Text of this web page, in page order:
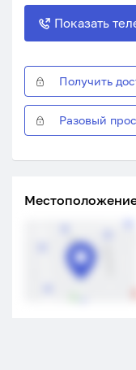
Показать
Получить
Разовый